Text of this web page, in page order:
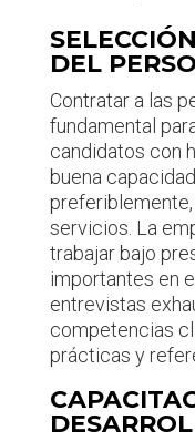
DEL
Contratar a las
fundamental
candidatos con
buena
servicios. La
trabajar bajo
importantes en
entrevistas
competencias
prácticas y